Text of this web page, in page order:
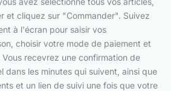
et cliquez sur "Commander". Suivez
à l'écran pour saisir vos
choisir votre mode de paiement et
recevrez une confirmation de
dans les minutes qui suivent, ainsi que
et un lien de suivi une fois que votre